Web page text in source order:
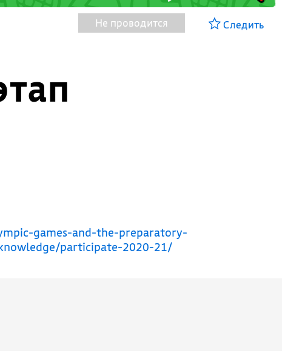
Не проводится Следить
games-and-the-preparatory-
participate-2020-21/